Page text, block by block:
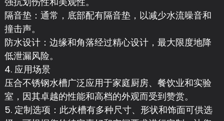
隔音垫：通常，底部配有隔音垫，以减少水流噪音和
撞击声。
防水设计：边缘和角落经过精心设计，最大限度地降
低泄漏风险。
4. 应用场景
压合不锈钢水槽广泛应用于家庭厨房、餐饮业和实验
室，因其卓越的性能和高档的外观而受到赞赏。
5. 定制选项：此水槽有多种尺寸、形状和饰面可供选